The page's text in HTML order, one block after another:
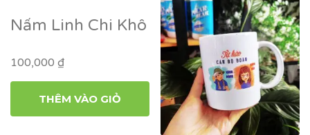
Nấm Linh Chi Khô
100,000 ₫
THÊM VÀO GIỎ